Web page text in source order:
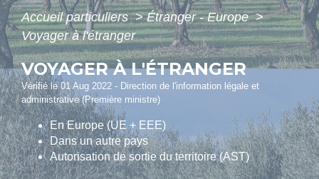
Accueil particuliers> Étranger - Europe>
Voyager à l'étranger
VOYAGER À L'ÉTRANGER
Vérifié le 01 Aug 2022 - Direction de l'information légale et
administrative (Première ministre)
En Europe (UE + EEE)
Dans un autre pays
Autorisation de sortie du territoire (AST)